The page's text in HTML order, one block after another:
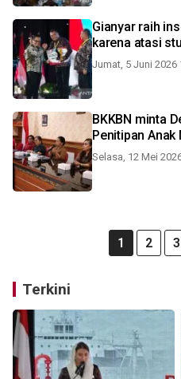
Gianyar raih
karena atasi
Jumat, 5 Juni 2026
BKKBN minta
Penitipan Anak
Selasa, 12 Mei
1 2 3
Terkini